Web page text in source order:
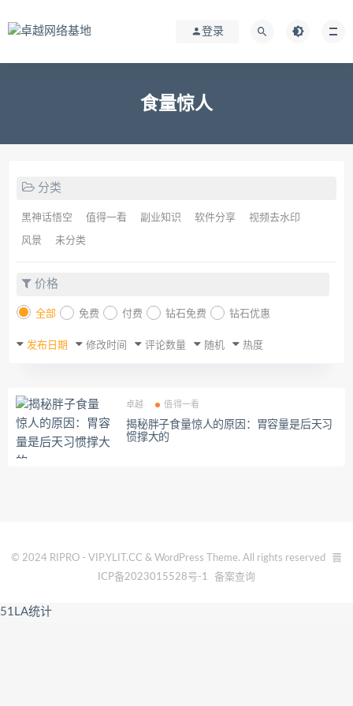
登录
食量惊人
分类
黑神话悟空 值得一看 副业知识 软件分享 视频去水印
风景 未分类
价格
全部 免费 付费 钻石免费 钻石优惠
发布日期 修改时间 评论数量 随机 热度
卓越 值得一看
揭秘胖子食量惊人的原因：胃容量是后天习
惯撑大的
© 2024 RIPRO - VIP.YLIT.CC & WordPress Theme. All rights reserved
晋
ICP备2023015528号-1
备案查询
51LA统计